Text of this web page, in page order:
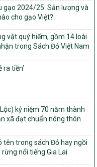
địa phương thực hiện
nông thôn mới, giảm
hội vùng đồng bào dân
– 2030
1, nhóm 2, nhóm 3
2026-2030 trên địa bàn
theo chuỗi giá trị thuộc
gia Giảm nghèo bền vững
năm 2026
thực hiện Chương trình
mới, giảm nghèo bền
gạo 2024/25: Sản lượng và
cho gạo Việt?
vật quý hiếm, gồm 14 loài
trong Sách Đỏ Việt Nam
ra tiền’
kỷ niệm 70 năm thành
xã đạt chuẩn nông thôn
tên trong sách Đỏ hay ngồi
nổi tiếng Gia Lai